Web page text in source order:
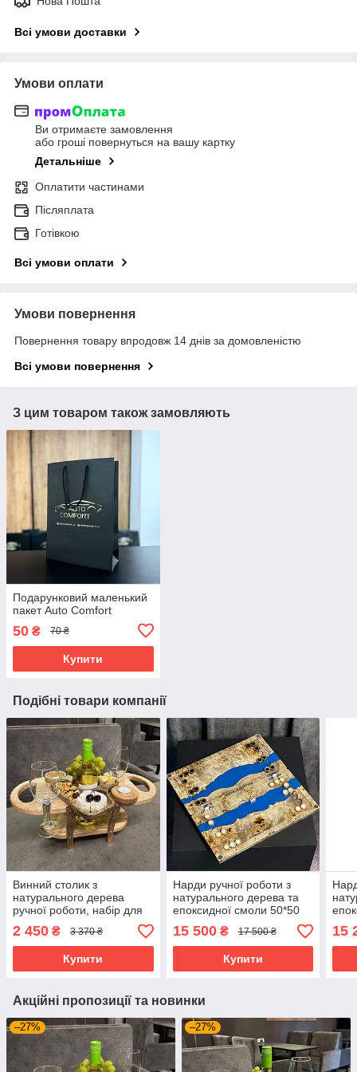
Всі умови доставки
Умови оплати
Ви отримаєте замовлення
або гроші повернуться на вашу картку
Детальніше
Оплатити частинами
Післяплата
Готівкою
Всі умови оплати
Умови повернення
Повернення товару впродовж 14 днів за домовленістю
Всі умови повернення
З цим товаром також замовляють
Подарунковий маленький
пакет Auto Comfort
50 ₴ 70 ₴
Купити
Подібні товари компанії
Винний столик з
натурального дерева
ручної роботи, набір для
вина на 2 персони
2 450 ₴ 3 370 ₴
Купити
Нарди ручної роботи з
натурального дерева та
епоксидної смоли 50*50
см на магнітах
15 500₴ 17 500 ₴
Купити
см
15
Акційні пропозиції та новинки
–27% –27%